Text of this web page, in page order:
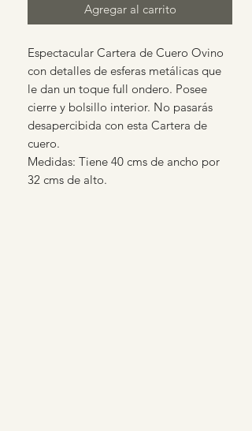
Agregar al carrito
Espectacular Cartera de Cuero Ovino
con detalles de esferas metálicas que
le dan un toque full ondero. Posee
cierre y bolsillo interior. No pasarás
desapercibida con esta Cartera de
cuero.
Medidas: Tiene 40 cms de ancho por
32 cms de alto.